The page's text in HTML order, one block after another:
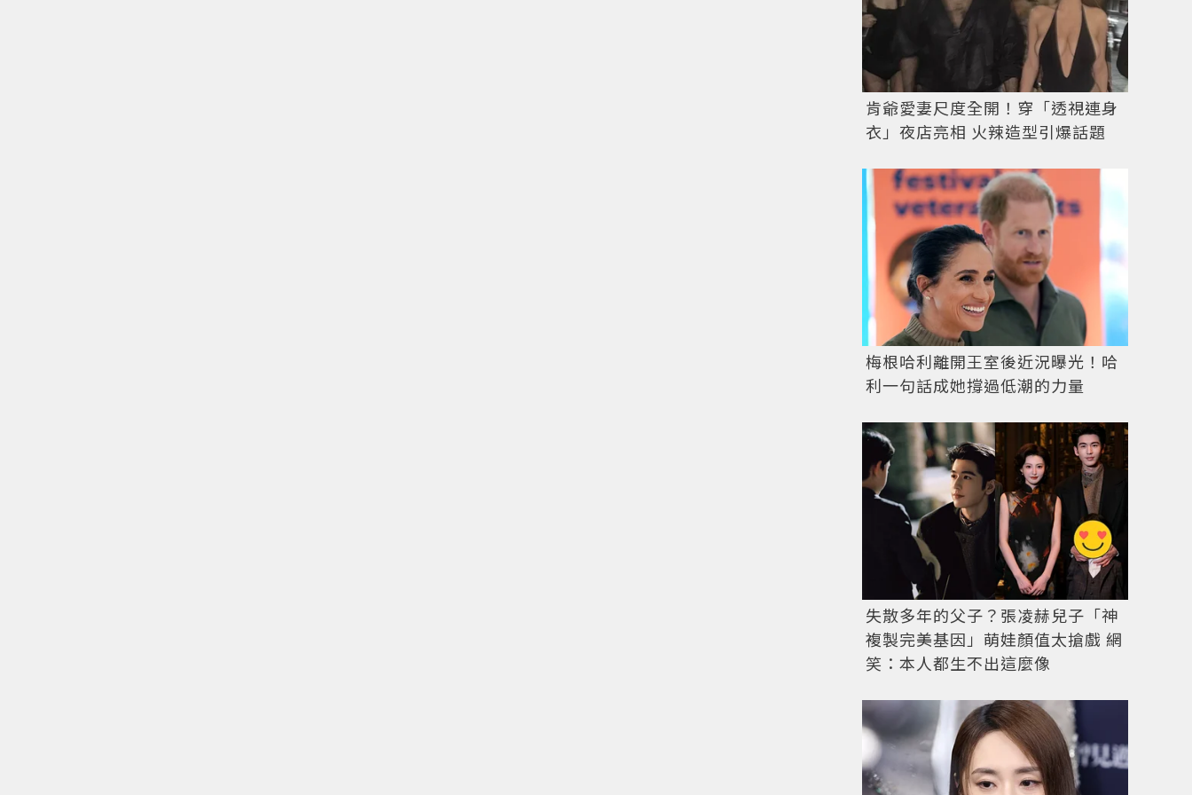
肯爺愛妻尺度全開！穿「透視連身
衣」夜店亮相 火辣造型引爆話題
梅根哈利離開王室後近況曝光！哈
利一句話成她撐過低潮的力量
失散多年的父子？張凌赫兒子「神
複製完美基因」萌娃顏值太搶戲 網
笑：本人都生不出這麼像